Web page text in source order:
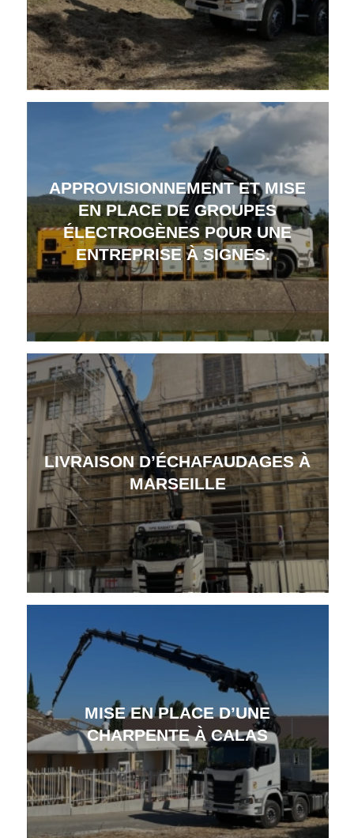
APPROVISIONNEMENT ET MISE
EN PLACE DE GROUPES
ÉLECTROGÈNES POUR UNE
ENTREPRISE À SIGNES.
LIVRAISON D’ÉCHAFAUDAGES À
MARSEILLE
MISE EN PLACE D’UNE
CHARPENTE À CALAS